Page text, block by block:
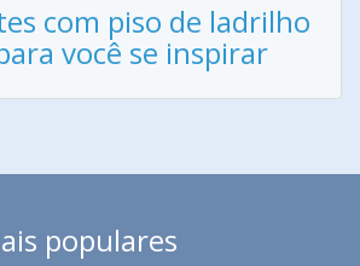
com piso de ladrilho
você se inspirar
populares